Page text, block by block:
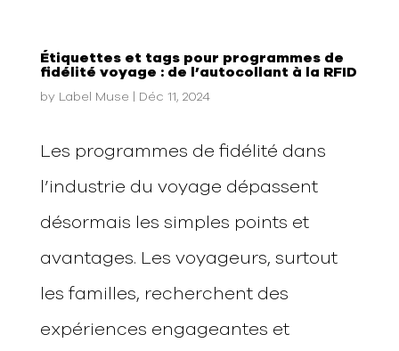
Étiquettes et tags pour programmes de
fidélité voyage : de l’autocollant à la RFID
by Label Muse Déc 11, 2024
Les programmes de fidélité dans
l’industrie du voyage dépassent
désormais les simples points et
avantages. Les voyageurs, surtout
les familles, recherchent des
expériences engageantes et